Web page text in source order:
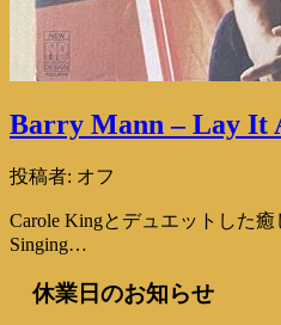
Barry Mann – Lay It
投稿者: オフ
Carole Kingとデュエットした癒
Singing…
休業日のお知らせ